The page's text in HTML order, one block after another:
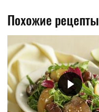
Похожие рецепты